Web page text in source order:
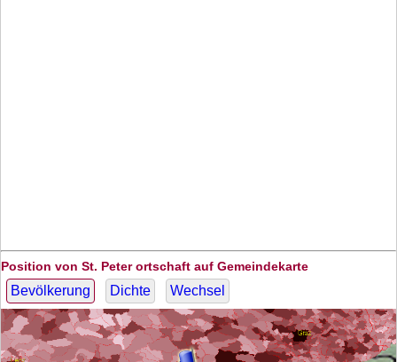
Position von St. Peter ortschaft auf Gemeindekarte
Bevölkerung Dichte Wechsel